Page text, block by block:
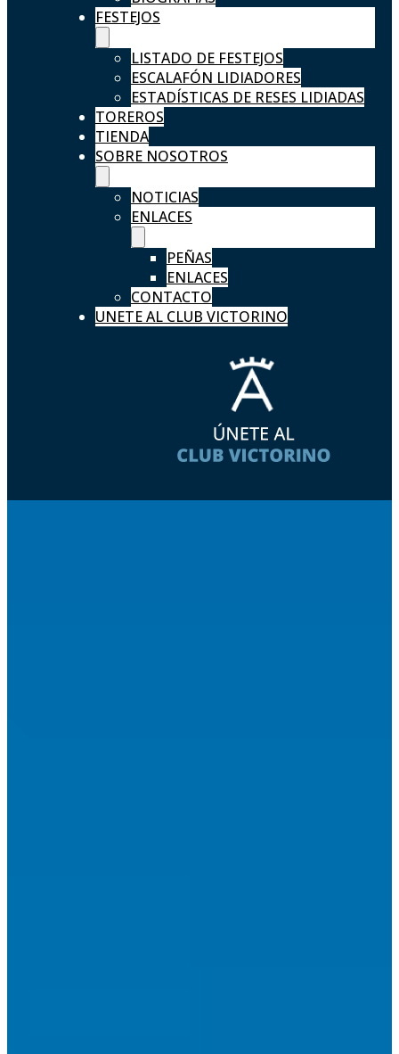
FESTEJOS
LISTADO DE FESTEJOS
ESCALAFÓN LIDIADORES
ESTADÍSTICAS DE RESES LIDIADAS
TOREROS
TIENDA
SOBRE NOSOTROS
NOTICIAS
ENLACES
PEÑAS
ENLACES
CONTACTO
UNETE AL CLUB VICTORINO